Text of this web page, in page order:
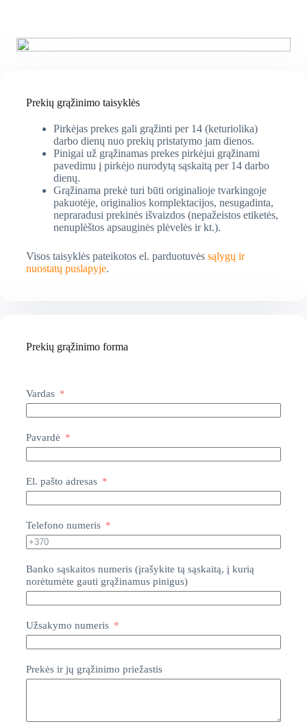
Prekių grąžinimo taisyklės
Pirkėjas prekes gali grąžinti per 14 (keturiolika)
darbo dienų nuo prekių pristatymo jam dienos.
Pinigai už grąžinamas prekes pirkėjui grąžinami
pavedimu į pirkėjo nurodytą sąskaitą per 14 darbo
dienų.
Grąžinama prekė turi būti originalioje tvarkingoje
pakuotėje, originalios komplektacijos, nesugadinta,
nepraradusi prekinės išvaizdos (nepažeistos etiketės,
nenuplėštos apsauginės plėvelės ir kt.).
Visos taisyklės pateikotos el. parduotuvės sąlygų ir
nuostatų puslapyje.
Prekių grąžinimo forma
Vardas
Pavardė
El. pašto adresas
Telefono numeris
Banko sąskaitos numeris (įrašykite tą sąskaitą, į kurią
norėtumėte gauti grąžinamus pinigus)
Užsakymo numeris
Prekės ir jų grąžinimo priežastis